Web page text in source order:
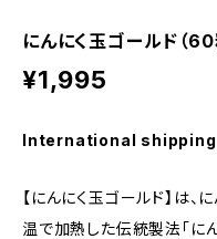
にんにく玉ゴールド（60
¥1,995
International
【にんにく玉ゴールド】は
温で加熱した伝統製法「に